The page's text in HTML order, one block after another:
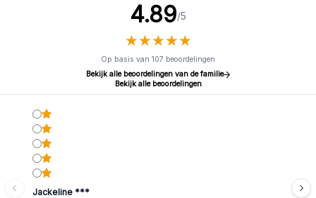
4.89/5
★★★★★
★★★★★
Op basis van 107 beoordelingen
Bekijk alle beoordelingen van de familie
Bekijk alle beoordelingen
Jackeline ***